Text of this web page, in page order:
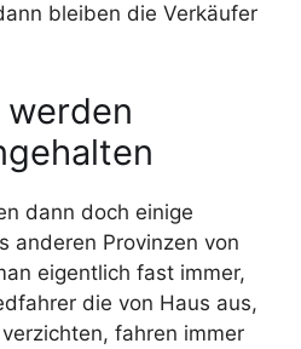
bleiben die Verkäufer
dann doch einige
anderen Provinzen von
eigentlich fast immer,
die von Haus aus,
fahren immer